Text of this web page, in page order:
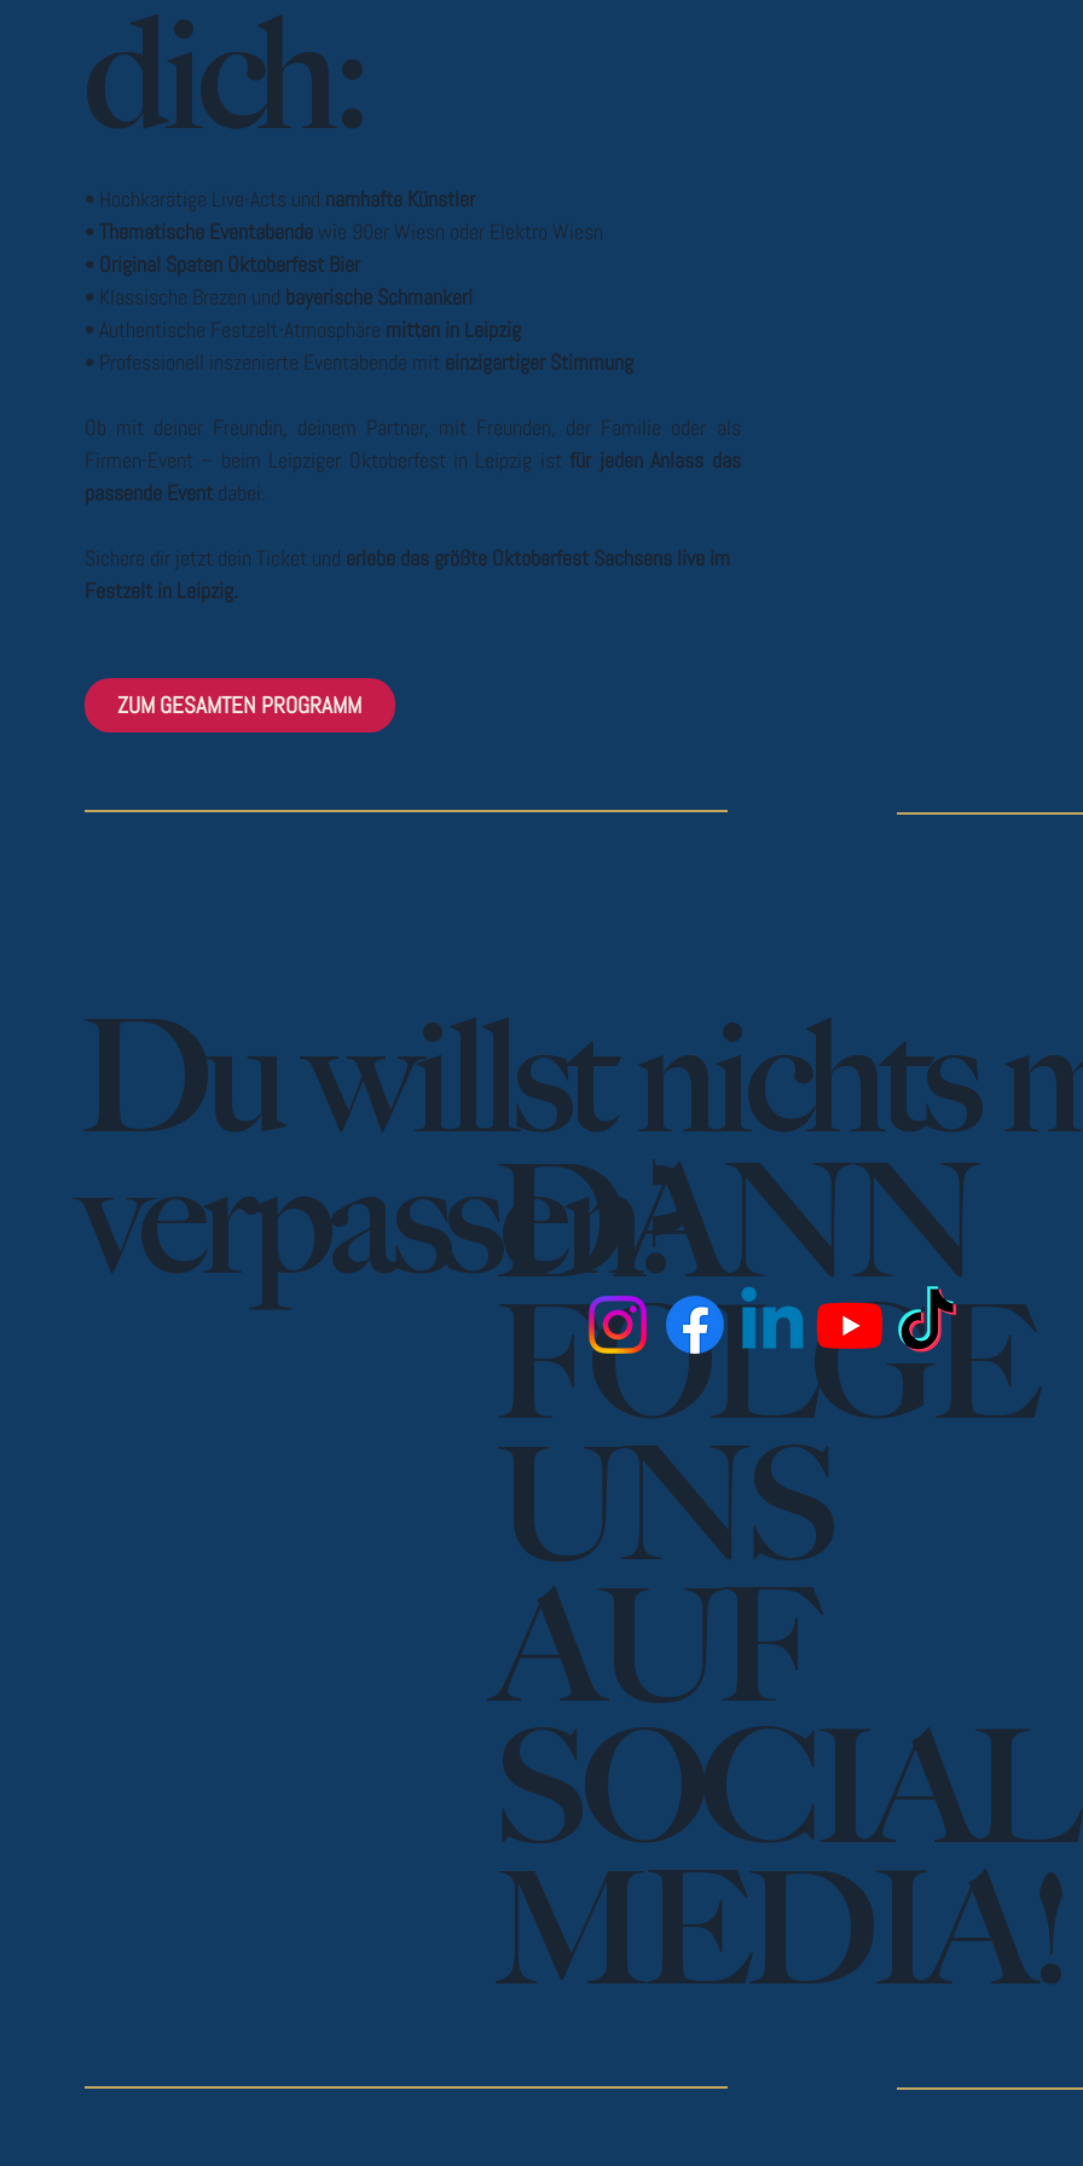
dich:
• Hochkarätige Live-Acts und namhafte Künstler
• Thematische Eventabendewie 90er Wiesn oder Elektro Wiesn
• Original Spaten Oktoberfest Bier
• Klassische Brezen und bayerische Schmankerl
• Authentische Festzelt-Atmosphäre mitten in Leipzig
• Professionell inszenierte Eventabende mit einzigartiger Stimmung
Ob mit deiner Freundin, deinem Partner, mit Freunden, der Familie oder als
Firmen-Event – beim Leipziger Oktoberfest in Leipzig ist für jeden Anlass das
passende Eventdabei.
Sichere dir jetzt dein Ticket und erlebe das größte Oktoberfest Sachsens live im
Festzelt in Leipzig.
ZUM GESAMTEN PROGRAMM
Du willst nichts
verpassen?DANN
FOLGE
UNS
AUF
SOCIAL
MEDIA!